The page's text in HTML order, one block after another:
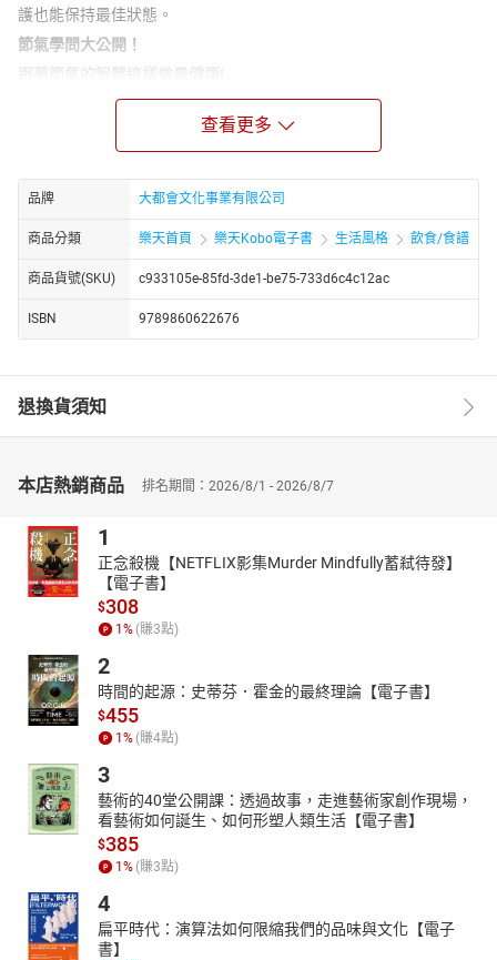
護也能保持最佳狀態。
節氣學問大公開！
自然界的陰陽五行真的會影響人體的正常代謝功能嗎？
春天如果不注意精神調養，就會影響肝臟的疏泄嗎？
溫度？濕度？氣壓？對人體有重要影響？
本書將帶給讀者不同於以往的醫學、飲食、營養等健康觀念。將陰
陽五行觀念融入科學，從科學角度解說節氣，使節氣不再只是日曆
上的一個注解。透過科學研究人們發現，節氣交替產生的天氣變化
對人的生理有很大的影響，甚至還會影響人體的心理變化。一年中
的氣候，隨二十四節氣的不同而有所改變，各自有各自的特點，所
以根據節氣的不同而採用不同的養生方法，才能有效地得到健康的
身體。
基礎，按照二十四節氣羅列容易發生的疾病，搭配中藥學中較有療
效的藥方，以預防勝於治療的觀念，實踐完善的體內循環，提升自
查看更多
品牌 大都會文化事業有限公司
商品分類 樂天首頁 樂天Kobo電子書 生活風格 飲食/食譜
商品貨號(SKU) c933105e-85fd-3de1-be75-733d6c4c12ac
ISBN 9789860622676
退換貨須知
本店熱銷商品 排名期間：2026/8/1 - 2026/8/7
1
正念殺機【NETFLIX影集Murder Mindfully蓄弒待發】
【電子書】
$308
1 % (賺3點)
2
時間的起源：史蒂芬．霍金的最終理論【電子書】
$455
1 % (賺4點)
3
藝術的40堂公開課：透過故事，走進藝術家創作現場，
看藝術如何誕生、如何形塑人類生活【電子書】
$385
1 % (賺3點)
4
扁平時代：演算法如何限縮我們的品味與文化【電子
書】